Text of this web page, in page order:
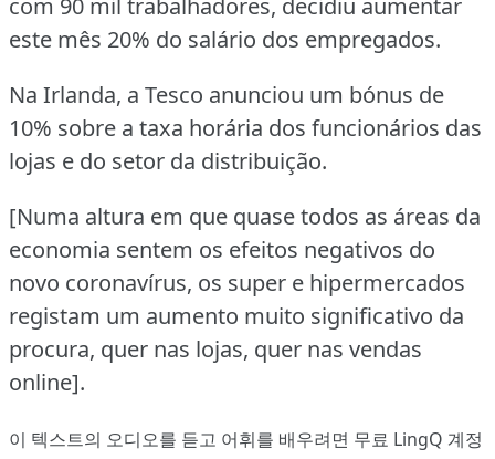
este mês 20% do salário dos empregados.
Na Irlanda, a Tesco anunciou um bónus de
10% sobre a taxa horária dos funcionários das
lojas e do setor da distribuição.
[Numa altura em que quase todos as áreas da
economia sentem os efeitos negativos do
novo coronavírus, os super e hipermercados
registam um aumento muito significativo da
procura, quer nas lojas, quer nas vendas
online].
이 텍스트의 오디오를 듣고 어휘를 배우려면 무료 LingQ 계정